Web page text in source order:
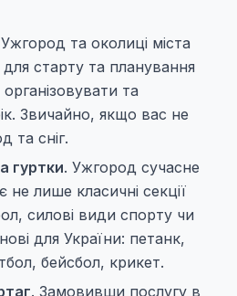
та околиці міста
старту та планування
та
Звичайно, якщо вас не
та сніг.
гуртки. Ужгород сучасне
лише класичні секції
силові види спорту чи
для України: петанк,
бейсбол, крикет.
. Замовивши послугу в